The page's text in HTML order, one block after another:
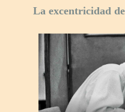
La excentricidad